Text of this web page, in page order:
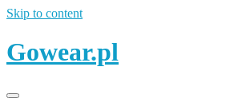
Skip to content
Gowear.pl